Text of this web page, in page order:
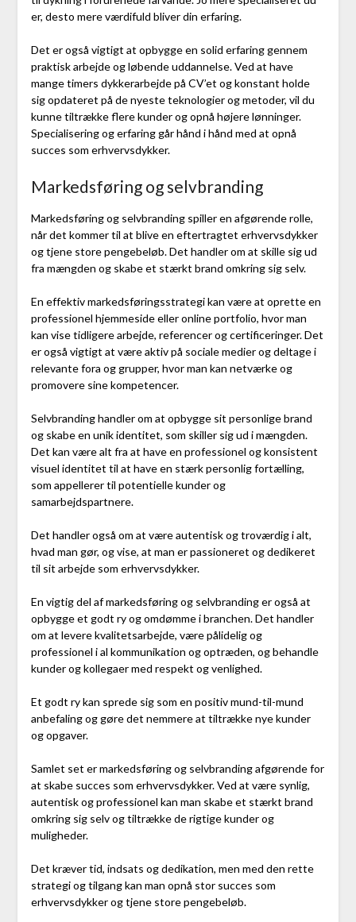
er, desto mere værdifuld bliver din erfaring.
Det er også vigtigt at opbygge en solid erfaring gennem
praktisk arbejde og løbende uddannelse. Ved at have
mange timers dykkerarbejde på CV’et og konstant holde
sig opdateret på de nyeste teknologier og metoder, vil du
kunne tiltrække flere kunder og opnå højere lønninger.
Specialisering og erfaring går hånd i hånd med at opnå
succes som erhvervsdykker.
Markedsføring og selvbranding
Markedsføring og selvbranding spiller en afgørende rolle,
når det kommer til at blive en eftertragtet erhvervsdykker
og tjene store pengebeløb. Det handler om at skille sig ud
fra mængden og skabe et stærkt brand omkring sig selv.
En effektiv markedsføringsstrategi kan være at oprette en
professionel hjemmeside eller online portfolio, hvor man
kan vise tidligere arbejde, referencer og certificeringer. Det
er også vigtigt at være aktiv på sociale medier og deltage i
relevante fora og grupper, hvor man kan netværke og
promovere sine kompetencer.
Selvbranding handler om at opbygge sit personlige brand
og skabe en unik identitet, som skiller sig ud i mængden.
Det kan være alt fra at have en professionel og konsistent
visuel identitet til at have en stærk personlig fortælling,
som appellerer til potentielle kunder og
samarbejdspartnere.
Det handler også om at være autentisk og troværdig i alt,
hvad man gør, og vise, at man er passioneret og dedikeret
til sit arbejde som erhvervsdykker.
En vigtig del af markedsføring og selvbranding er også at
opbygge et godt ry og omdømme i branchen. Det handler
om at levere kvalitetsarbejde, være pålidelig og
professionel i al kommunikation og optræden, og behandle
kunder og kollegaer med respekt og venlighed.
Et godt ry kan sprede sig som en positiv mund-til-mund
anbefaling og gøre det nemmere at tiltrække nye kunder
og opgaver.
Samlet set er markedsføring og selvbranding afgørende for
at skabe succes som erhvervsdykker. Ved at være synlig,
autentisk og professionel kan man skabe et stærkt brand
omkring sig selv og tiltrække de rigtige kunder og
muligheder.
Det kræver tid, indsats og dedikation, men med den rette
strategi og tilgang kan man opnå stor succes som
erhvervsdykker og tjene store pengebeløb.